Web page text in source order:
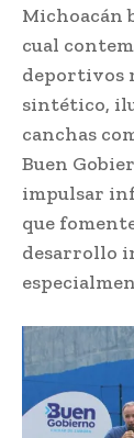
Michoacán
cual
deportivos
sintético,
canchas
Buen
impulsar
que
desarrollo